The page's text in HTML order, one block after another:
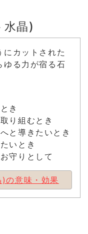
晶)
にカットされた
ゆる力が宿る石
き
り組むとき
と導きたいとき
いとき
守りとして
の意味・効果